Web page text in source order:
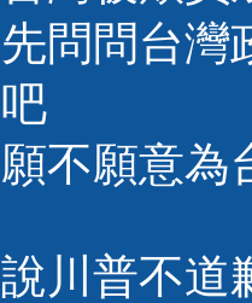
先問問台灣
吧
願不願意為
說川普不道